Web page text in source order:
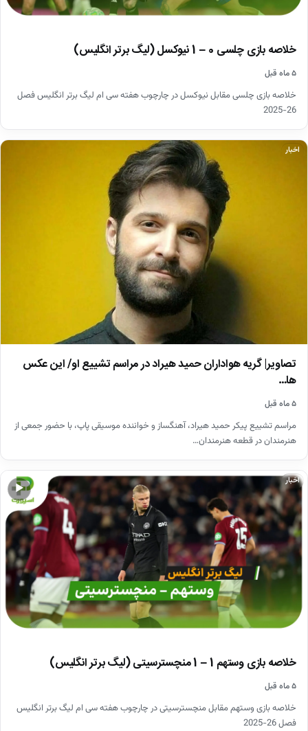
خلاصه بازی چلسی 0 – 1 نیوکسل (لیگ برتر انگلیس)
۵ ماه قبل
خلاصه بازی چلسی مقابل نیوکسل در چارچوب هفته سی ام لیگ برتر انگلیس فصل
26-2025
اخبار
تصاویر| گریه هواداران حمید هیراد در مراسم تشییع او/ این عکس
ها…
۵ ماه قبل
مراسم تشییع پیکر حمید هیراد، آهنگساز و خواننده موسیقی پاپ، با حضور جمعی از
هنرمندان در قطعه هنرمندان…
▶
اخبار
خلاصه بازی وستهم 1 – 1 منچسترسیتی (لیگ برتر انگلیس)
۵ ماه قبل
خلاصه بازی وستهم مقابل منچسترسیتی در چارچوب هفته سی ام لیگ برتر انگلیس
فصل 26-2025